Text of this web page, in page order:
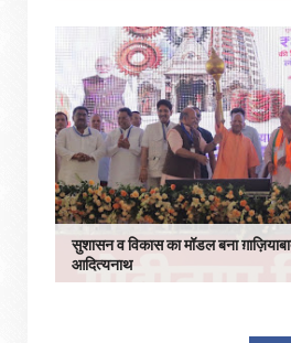
सुशासन व विकास का मॉडल बना
आदित्यनाथ